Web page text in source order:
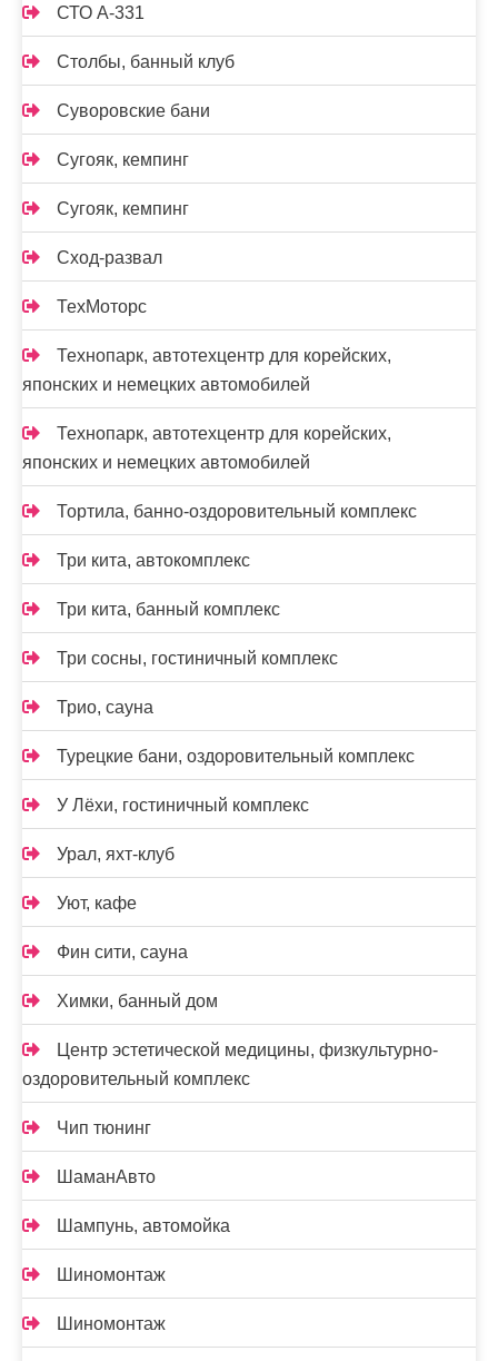
СТО А-331
Столбы, банный клуб
Суворовские бани
Сугояк, кемпинг
Сугояк, кемпинг
Сход-развал
ТехМоторс
Технопарк, автотехцентр для корейских,
японских и немецких автомобилей
Технопарк, автотехцентр для корейских,
японских и немецких автомобилей
Тортила, банно-оздоровительный комплекс
Три кита, автокомплекс
Три кита, банный комплекс
Три сосны, гостиничный комплекс
Трио, сауна
Турецкие бани, оздоровительный комплекс
У Лёхи, гостиничный комплекс
Урал, яхт-клуб
Уют, кафе
Фин сити, сауна
Химки, банный дом
Центр эстетической медицины, физкультурно-
оздоровительный комплекс
Чип тюнинг
ШаманАвто
Шампунь, автомойка
Шиномонтаж
Шиномонтаж